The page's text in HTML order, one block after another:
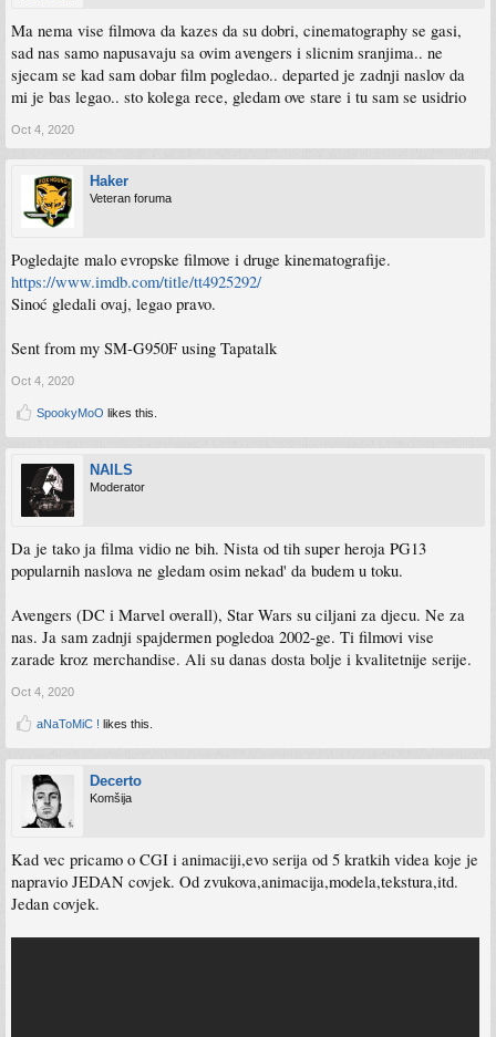
Ma nema vise filmova da kazes da su dobri, cinematography se gasi,
sad nas samo napusavaju sa ovim avengers i slicnim sranjima.. ne
sjecam se kad sam dobar film pogledao.. departed je zadnji naslov da
mi je bas legao.. sto kolega rece, gledam ove stare i tu sam se usidrio
Oct 4, 2020
Haker
Veteran foruma
Pogledajte malo evropske filmove i druge kinematografije.
https://www.imdb.com/title/tt4925292/
Sinoć gledali ovaj, legao pravo.
Sent from my SM-G950F using Tapatalk
Oct 4, 2020
SpookyMoO likes this.
NAILS
Moderator
Da je tako ja filma vidio ne bih. Nista od tih super heroja PG13
popularnih naslova ne gledam osim nekad' da budem u toku.
Avengers (DC i Marvel overall), Star Wars su ciljani za djecu. Ne za
nas. Ja sam zadnji spajdermen pogledoa 2002-ge. Ti filmovi vise
zarade kroz merchandise. Ali su danas dosta bolje i kvalitetnije serije.
Oct 4, 2020
aNaToMiC ! likes this.
Decerto
Komšija
Kad vec pricamo o CGI i animaciji,evo serija od 5 kratkih videa koje je
napravio JEDAN covjek. Od zvukova,animacija,modela,tekstura,itd.
Jedan covjek.